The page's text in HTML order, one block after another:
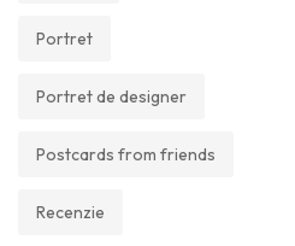
Portret
Portret de designer
Postcards from friends
Recenzie